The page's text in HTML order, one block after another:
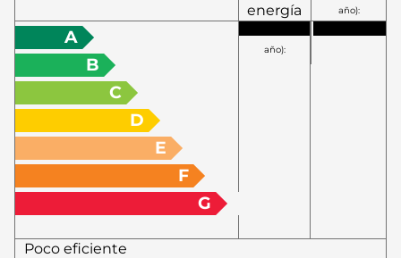
energía
año):
año):
A
B
C
D
E
F
G
Poco eficiente